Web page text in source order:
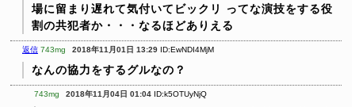
場に留まり遅れて気付いてビックリ
ってな演技をする役
割の共犯者か・・・なるほどありえる
返信 743mg 2018年11月01日 13:29 ID:EwNDI4MjM
なんの協力をするグルなの？
743mg 2018年11月04日 01:04 ID:k5OTUyNjQ